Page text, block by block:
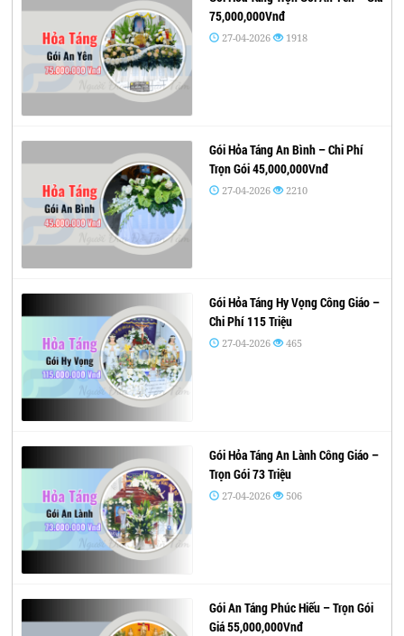
75,000,000Vnđ
27-04-2026 1918
Gói Hỏa Táng An Bình – Chi Phí
Trọn Gói 45,000,000Vnđ
27-04-2026 2210
Gói Hỏa Táng Hy Vọng Công Giáo –
Chi Phí 115 Triệu
27-04-2026 465
Gói Hỏa Táng An Lành Công Giáo –
Trọn Gói 73 Triệu
27-04-2026 506
Gói An Táng Phúc Hiếu – Trọn Gói
Giá 55,000,000Vnđ